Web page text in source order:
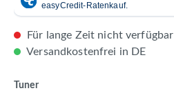
Für lange Zeit nicht verfügbar
Versandkostenfrei in DE
Tunerauswählen